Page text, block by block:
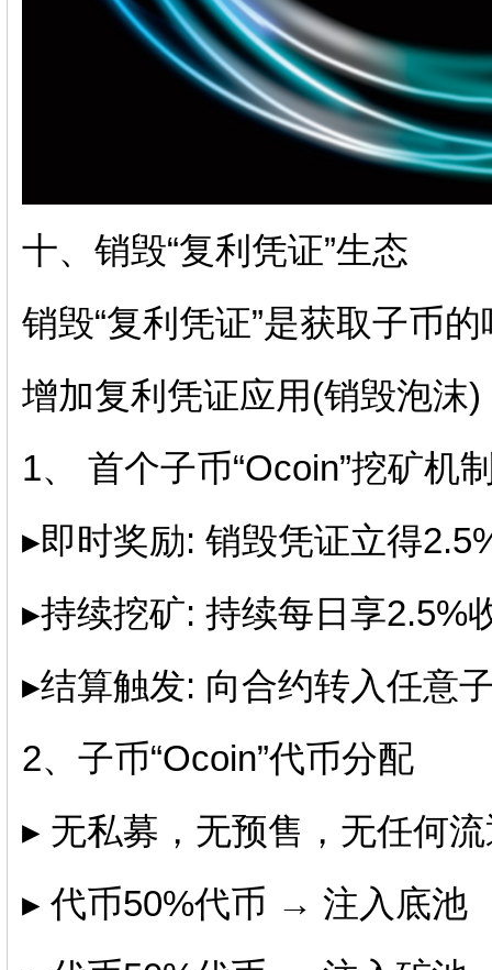
十、销毁“复利凭证”生态
销毁“复利凭证”是获取子币
增加复利凭证应用(销毁泡沫)
1、 首个子币“Ocoin”挖矿机
▸即时奖励: 销毁凭证立得
▸持续挖矿: 持续每日享2.5%
▸结算触发: 向合约转入任意
2、子币“Ocoin”代币分配
▸ 无私募，无预售，无任何
▸ 代币50%代币 → 注入底池